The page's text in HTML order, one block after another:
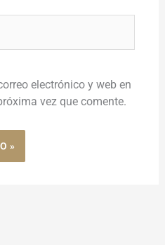
electrónico y web en
vez que comente.